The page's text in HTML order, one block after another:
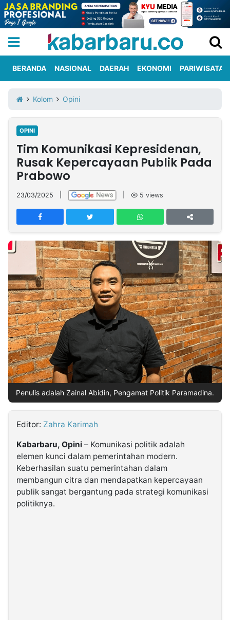
Iklan
Berita
Kami
Nasional
International
Olahraga
Entertainment
Daerah
Pariwisata
Kuliner
Kolom
Network
PT
TREETAN
INDONESIA
Partner
Insight
NTB
Suara
Time
Lens
IDN
Daily
Jogja
Jalan
Rakyat
Idealita
News
Kita
Notice
Radar
Baru
Seedbacklink
Follow
Kabarbaru
Kabarbaru.co
2026
BERANDA NASIONAL DAERAH EKONOMI PARIWISATA
Kolom Opini
OPINI
Tim Komunikasi Kepresidenan,
Rusak Kepercayaan Publik Pada
Prabowo
23/03/2025 5 views
Penulis adalah Zainal Abidin, Pengamat Politik Paramadina.
Editor: Zahra Karimah
Kabarbaru, Opini – Komunikasi politik adalah
elemen kunci dalam pemerintahan modern.
Keberhasilan suatu pemerintahan dalam
membangun citra dan mendapatkan kepercayaan
publik sangat bergantung pada strategi komunikasi
politiknya.